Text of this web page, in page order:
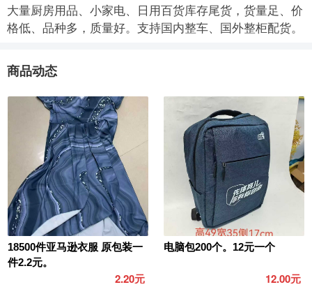
大量厨房用品、小家电、日用百货库存尾货，货量足、价
格低、品种多，质量好。支持国内整车、国外整柜配货。
商品动态
18500件亚马逊衣服 原包装一
件2.2元。
2.20元
电脑包200个。12元一个
12.00元